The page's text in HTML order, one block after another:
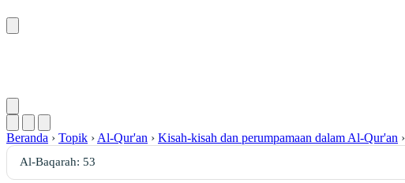
Beranda › Topik › Al-Qur'an › Kisah-kisah dan perumpamaan dalam Al-Qur'an ›